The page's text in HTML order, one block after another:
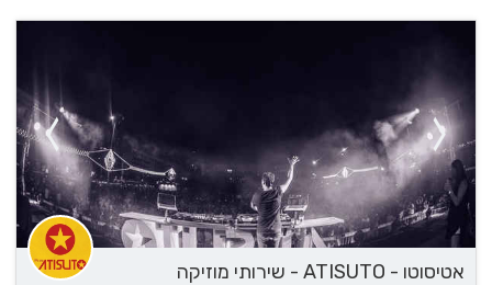
אטיסוטו - ATISUTO - שירותי מוזיקה